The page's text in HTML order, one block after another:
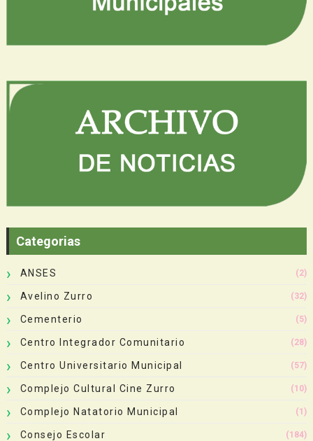
Categorias
ANSES (2)
Avelino Zurro (32)
Cementerio (5)
Centro Integrador Comunitario (28)
Centro Universitario Municipal (57)
Complejo Cultural Cine Zurro (10)
Complejo Natatorio Municipal (1)
Consejo Escolar (184)